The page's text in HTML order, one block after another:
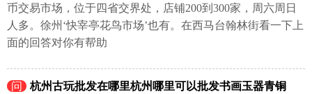
币交易市场，位于四省交界处，店铺200到300家，周六周日
人多。徐州‘快宰亭花鸟市场’也有。在西马台翰林街看一下上
面的回答对你有帮助
问
杭州古玩批发在哪里杭州哪里可以批发书画玉器青铜